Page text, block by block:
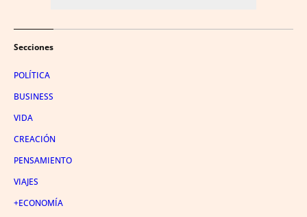
Secciones
POLÍTICA
BUSINESS
VIDA
CREACIÓN
PENSAMIENTO
VIAJES
+ECONOMÍA